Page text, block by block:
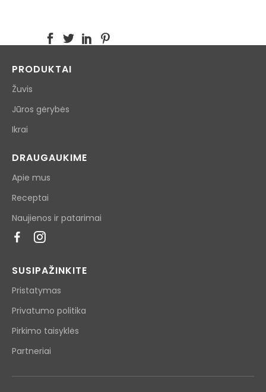
PRODUKTAI
Žuvis
Jūros gėrybės
Ikrai
DRAUGAUKIME
Apie mus
Receptai
Naujienos ir patarimai
SUSIPAŽINKITE
Pristatymas
Privatumo politika
Pirkimo taisyklės
Partneriai